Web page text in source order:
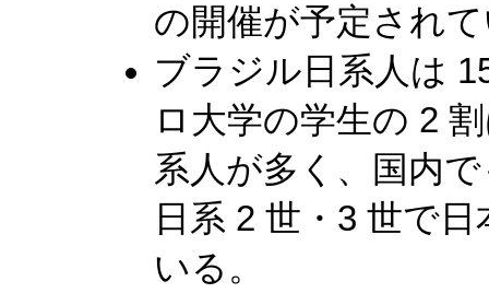
の開催が予定され
ブラジル日系人は
ロ大学の学生の 2
系人が多く、国内
日系 2 世・3 世で
いる。